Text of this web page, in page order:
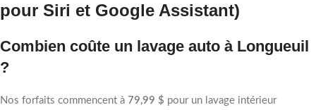
pour Siri et Google Assistant)
Combien coûte un lavage auto à Longueuil
?
Nos forfaits commencent à 79,99 $ pour un lavage intérieur